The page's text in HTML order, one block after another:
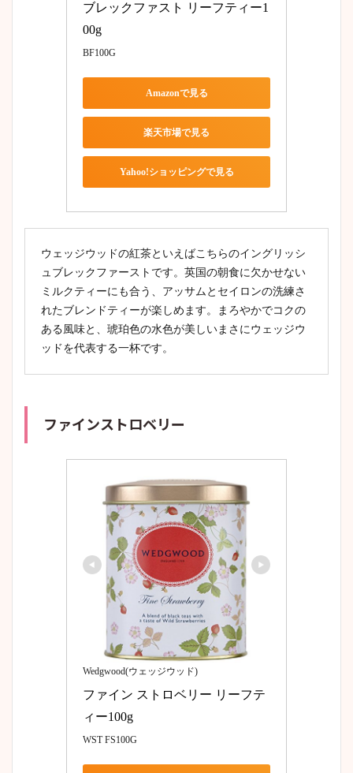
ブレックファスト リーフティー1
00g
BF100G
Amazonで見る
楽天市場で見る
Yahoo!ショッピングで見る
ウェッジウッドの紅茶といえばこちらのイングリッシ
ュブレックファーストです。英国の朝食に欠かせない
ミルクティーにも合う、アッサムとセイロンの洗練さ
れたブレンドティーが楽しめます。まろやかでコクの
ある風味と、琥珀色の水色が美しいまさにウェッジウ
ッドを代表する一杯です。
ファインストロベリー
Wedgwood(ウェッジウッド)
ファイン ストロベリー リーフテ
ィー100g
WST FS100G